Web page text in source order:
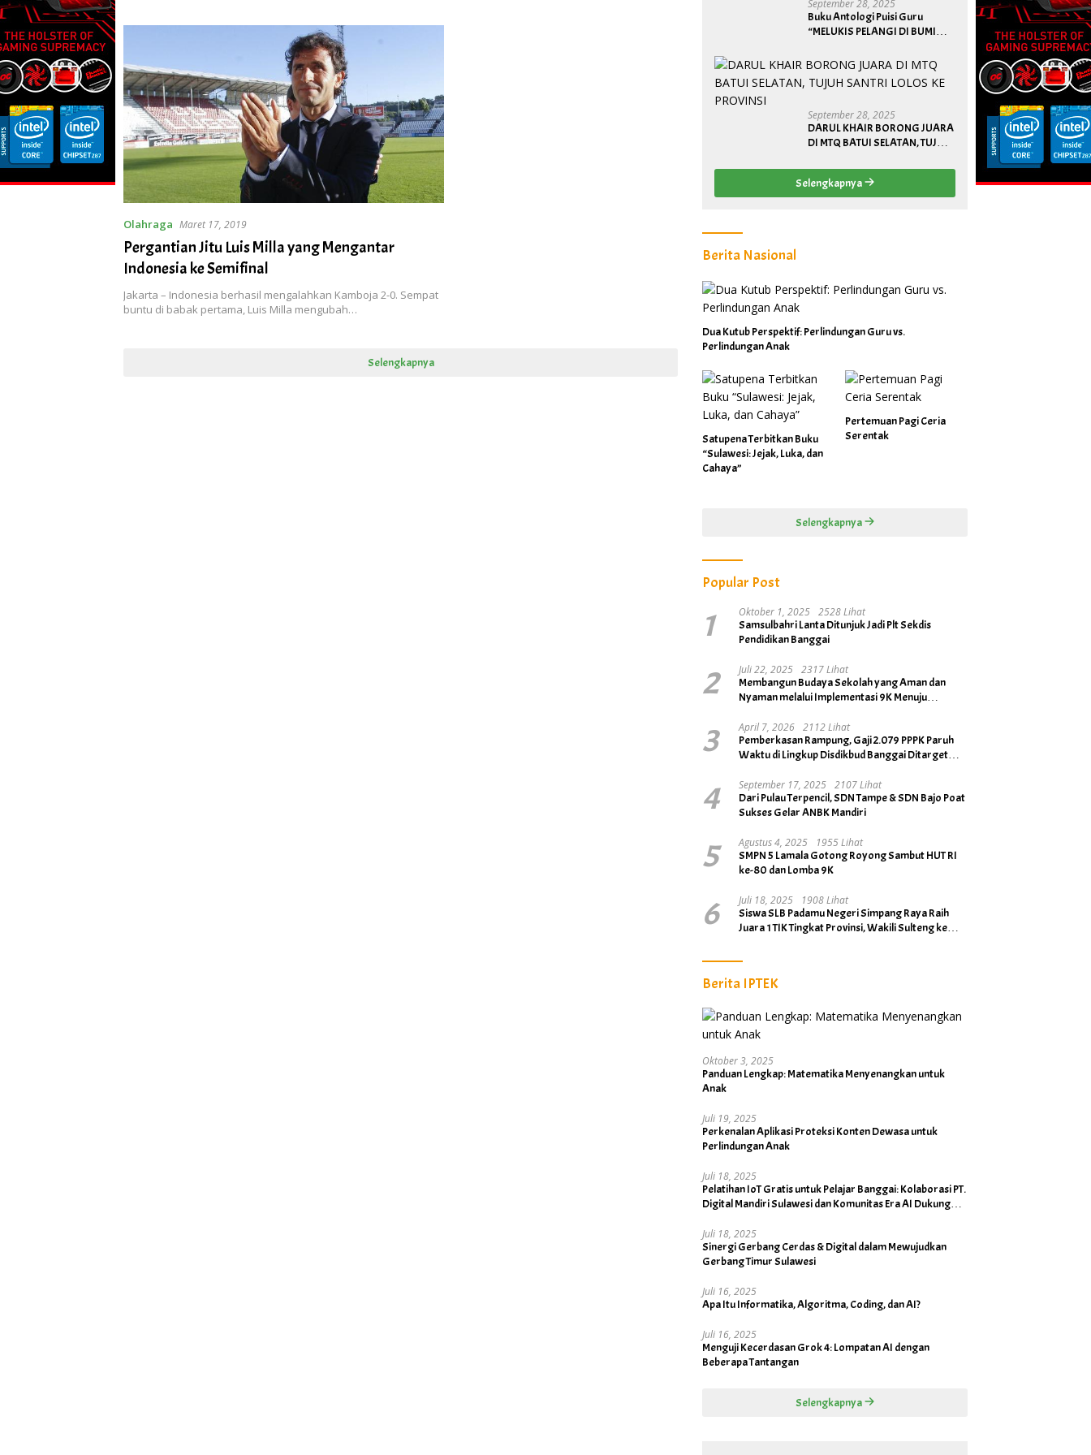
April 2026
Olahraga Maret 17, 2019
Pergantian Jitu Luis Milla yang Mengantar
Indonesia ke Semifinal
Jakarta – Indonesia berhasil mengalahkan Kamboja 2-0. Sempat
buntu di babak pertama, Luis Milla mengubah…
Selengkapnya
September 28, 2025
Buku Antologi Puisi Guru
“MELUKIS PELANGI DI BUMI
September 28, 2025
DARUL KHAIR BORONG JUARA
DI MTQ BATUI SELATAN, TUJUH
Selengkapnya
Berita Nasional
Dua Kutub Perspektif: Perlindungan Guru vs.
Perlindungan Anak
Satupena Terbitkan Buku
“Sulawesi: Jejak, Luka, dan
Cahaya”
Pertemuan Pagi Ceria
Serentak
Selengkapnya
Popular Post
1 Oktober 1, 2025
2528 Lihat
Samsulbahri Lanta Ditunjuk Jadi Plt Sekdis
Pendidikan Banggai
2 Juli 22, 2025
2317 Lihat
Membangun Budaya Sekolah yang Aman dan
Nyaman melalui Implementasi 9K Menuju
3 April 7, 2026
2112 Lihat
Pemberkasan Rampung, Gaji 2.079 PPPK Paruh
Waktu di Lingkup Disdikbud Banggai Ditarget
4 September 17, 2025
2107 Lihat
Dari Pulau Terpencil, SDN Tampe & SDN Bajo Poat
Sukses Gelar ANBK Mandiri
5 Agustus 4, 2025
1955 Lihat
SMPN 5 Lamala Gotong Royong Sambut HUT RI
ke-80 dan Lomba 9K
6 Juli 18, 2025
1908 Lihat
Siswa SLB Padamu Negeri Simpang Raya Raih
Juara 1 TIK Tingkat Provinsi, Wakili Sulteng ke
Berita IPTEK
Oktober 3, 2025
Panduan Lengkap: Matematika Menyenangkan untuk
Anak
Juli 19, 2025
Perkenalan Aplikasi Proteksi Konten Dewasa untuk
Perlindungan Anak
Juli 18, 2025
Pelatihan IoT Gratis untuk Pelajar Banggai: Kolaborasi PT.
Digital Mandiri Sulawesi dan Komunitas Era AI Dukung
Juli 18, 2025
Sinergi Gerbang Cerdas & Digital dalam Mewujudkan
Gerbang Timur Sulawesi
Juli 16, 2025
Apa Itu Informatika, Algoritma, Coding, dan AI?
Juli 16, 2025
Menguji Kecerdasan Grok 4: Lompatan AI dengan
Beberapa Tantangan
Selengkapnya